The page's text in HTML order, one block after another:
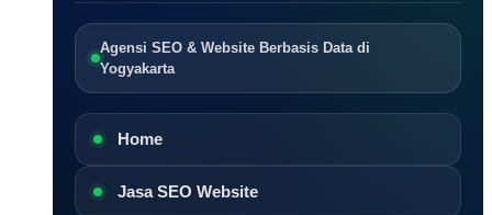
Agensi SEO & Website Berbasis Data di
Yogyakarta
Home
Jasa SEO Website